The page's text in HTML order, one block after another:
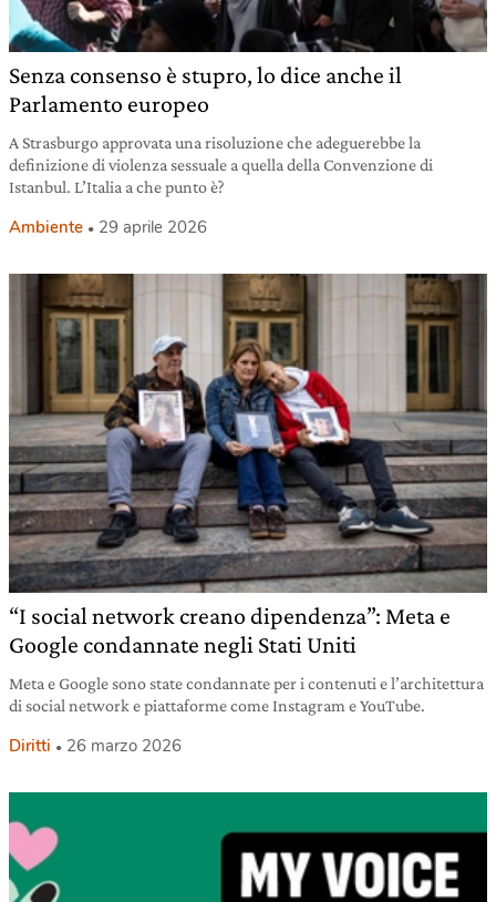
Senza consenso è stupro, lo dice anche il
Parlamento europeo
A Strasburgo approvata una risoluzione che adeguerebbe la
definizione di violenza sessuale a quella della Convenzione di
Istanbul. L’Italia a che punto è?
Ambiente 29 aprile 2026
“I social network creano dipendenza”: Meta e
Google condannate negli Stati Uniti
Meta e Google sono state condannate per i contenuti e l’architettura
di social network e piattaforme come Instagram e YouTube.
Diritti 26 marzo 2026